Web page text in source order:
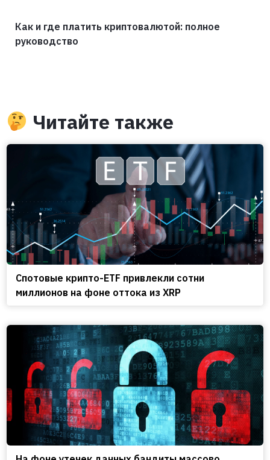
Как и где платить криптовалютой: полное
руководство
Читайте также
Спотовые крипто-ETF привлекли сотни
миллионов на фоне оттока из XRP